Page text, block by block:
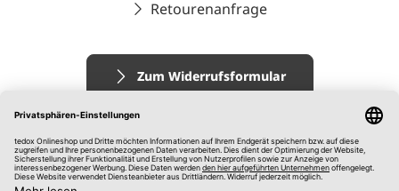
Retourenanfrage
Zum Widerrufsformular
Impressum
AGB